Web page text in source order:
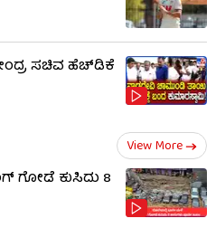
ಸಚಿವ ಹೆಚ್​​ಡಿಕೆ
View More
ಗೋಡೆ ಕುಸಿದು 8